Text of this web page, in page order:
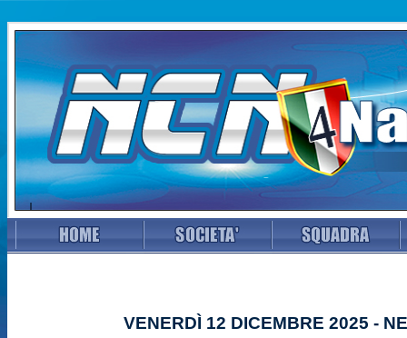
VENERDÌ 12 DICEMBRE 2025 -